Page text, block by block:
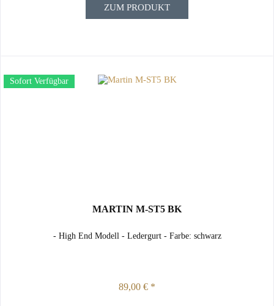
ZUM PRODUKT
Sofort Verfügbar
MARTIN M-ST5 BK
- High End Modell - Ledergurt - Farbe: schwarz
89,00 € *